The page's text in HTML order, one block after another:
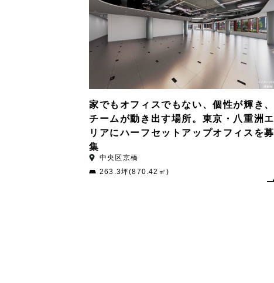
家でもオフィスでもない、個性が輝き、
チームが動き出す場所。東京・八重洲エ
リアにハーフセットアップオフィスを募
集
中央区京橋
263.3坪(870.42㎡)